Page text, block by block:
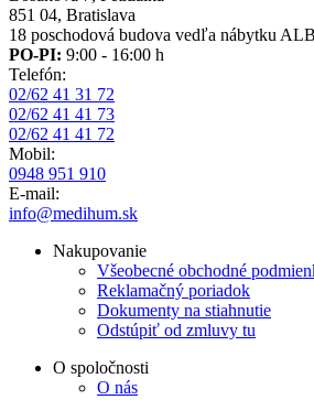
851 04, Bratislava
18 poschodová budova vedľa nábytku
PO-PI: 9:00 - 16:00 h
Telefón:
02/62 41 31 72
02/62 41 41 73
02/62 41 41 72
Mobil:
0948 951 910
E-mail:
info@medihum.sk
Nakupovanie
Všeobecné obchodné
Reklamačný poriadok
Dokumenty na stiahnutie
Odstúpiť od zmluvy tu
O spoločnosti
O nás